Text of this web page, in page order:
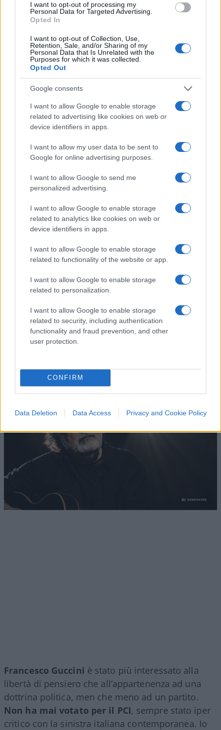
I want to opt-out of processing my
Personal Data for Targeted Advertising.
Opted In
I want to opt-out of Collection, Use,
Retention, Sale, and/or Sharing of my
Personal Data that Is Unrelated with the
Purposes for which it was collected.
Opted Out
Google consents
I want to allow Google to enable storage
related to advertising like cookies on web or
device identifiers in apps.
I want to allow my user data to be sent to
Google for online advertising purposes.
I want to allow Google to send me
personalized advertising.
I want to allow Google to enable storage
related to analytics like cookies on web or
device identifiers in apps.
I want to allow Google to enable storage
related to functionality of the website or app.
I want to allow Google to enable storage
related to personalization.
I want to allow Google to enable storage
related to security, including authentication
functionality and fraud prevention, and other
user protection.
CONFIRM
Data Deletion Data Access Privacy and Cookie Policy
quelle legate al rinnovo. Ma la libertà contrattuale
del tifoso — decidere se andare o meno alla
partita — non dovrebbe essere sacrificata
sull’altare di un problema che riguarda una
minoranza di speculatori.
Ivan Mazzoletti, 6 agosto 2026
No, Guccini più che
comunista è stato un
anarchico libertario
Il ricordo del cantautore italiano morto a 86 anni
6 Agosto 2026, 19:00
3.3k
Francesco Guccini è stato più interessato alla
libertà di pensiero che all’appartenenza ad una
dottrina politica, men che meno ad un partito.
Non ha mai votato per il PCI, sempre stato iper
critico con la sinistra italiana contemporanea. Io